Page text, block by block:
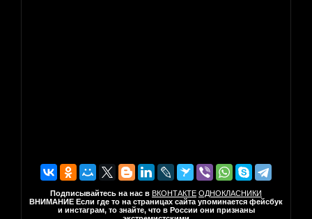
Подписывайтесь на нас в ВКОНТАКТЕ ОДНОКЛАСНИКИ
ВНИМАНИЕ Если где то на страницах сайта упоминается фейсбук
и инстаграм, то знайте, что в России они признаны